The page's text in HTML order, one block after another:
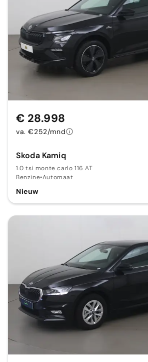
Skoda Kamiq
1.0 tsi monte carlo 116 AT
Benzine•Automaat
Nieuw
€ 28.998
va. €252/mnd